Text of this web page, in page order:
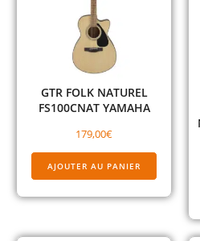
GTR FOLK NATUREL
FS100CNAT YAMAHA
179,00€
AJOUTER AU PANIER